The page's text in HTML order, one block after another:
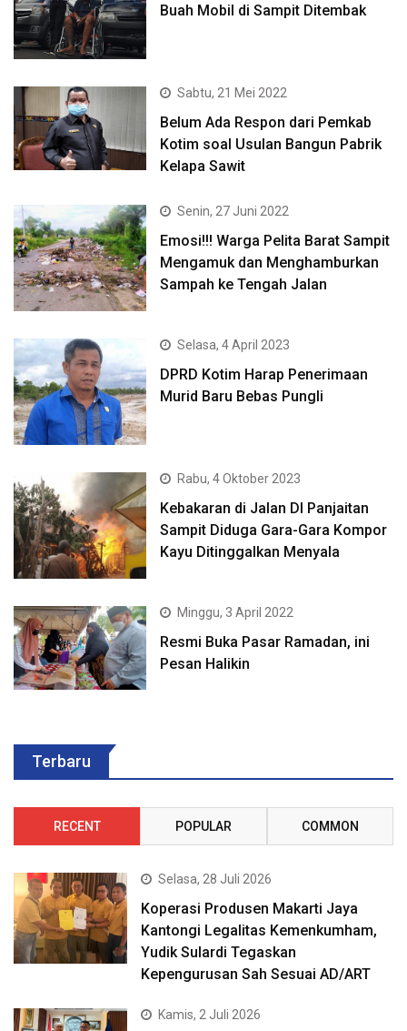
Buah Mobil di Sampit Ditembak
Sabtu, 21 Mei 2022
Belum Ada Respon dari Pemkab
Kotim soal Usulan Bangun Pabrik
Kelapa Sawit
Senin, 27 Juni 2022
Emosi!!! Warga Pelita Barat Sampit
Mengamuk dan Menghamburkan
Sampah ke Tengah Jalan
Selasa, 4 April 2023
DPRD Kotim Harap Penerimaan
Murid Baru Bebas Pungli
Rabu, 4 Oktober 2023
Kebakaran di Jalan DI Panjaitan
Sampit Diduga Gara-Gara Kompor
Kayu Ditinggalkan Menyala
Minggu, 3 April 2022
Resmi Buka Pasar Ramadan, ini
Pesan Halikin
Terbaru
RECENT POPULAR COMMON
Selasa, 28 Juli 2026
Koperasi Produsen Makarti Jaya
Kantongi Legalitas Kemenkumham,
Yudik Sulardi Tegaskan
Kepengurusan Sah Sesuai AD/ART
Kamis, 2 Juli 2026